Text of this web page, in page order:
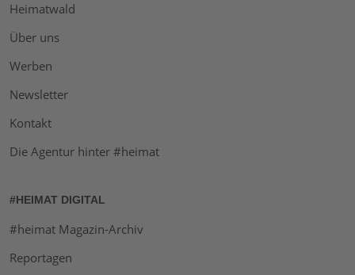
Heimatwald
Über uns
Werben
Newsletter
Kontakt
Die Agentur hinter #heimat
#HEIMAT DIGITAL
#heimat Magazin-Archiv
Reportagen